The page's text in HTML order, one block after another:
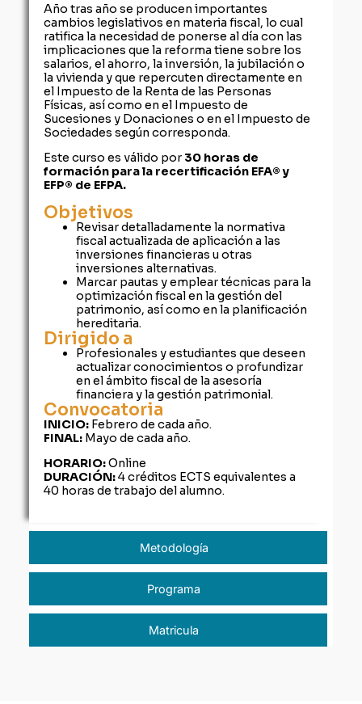
Metodología
Programa
Matricula
Año tras año se producen importantes
cambios legislativos en materia fiscal, lo cual
ratifica la necesidad de ponerse al día con las
implicaciones que la reforma tiene sobre los
salarios, el ahorro, la inversión, la jubilación o
la vivienda y que repercuten directamente en
el Impuesto de la Renta de las Personas
Físicas, así como en el Impuesto de
Sucesiones y Donaciones o en el Impuesto de
Sociedades según corresponda.
Este curso es válido por 30 horas de
formación para la recertificación EFA® y
EFP® de EFPA.
Objetivos
Revisar detalladamente la normativa
fiscal actualizada de aplicación a las
inversiones financieras u otras
inversiones alternativas.
Marcar pautas y emplear técnicas para la
optimización fiscal en la gestión del
patrimonio, así como en la planificación
hereditaria.
Dirigido a
Profesionales y estudiantes que deseen
actualizar conocimientos o profundizar
en el ámbito fiscal de la asesoría
financiera y la gestión patrimonial.
Convocatoria
INICIO: Febrero de cada año.
FINAL: Mayo de cada año.
HORARIO:Online
DURACIÓN:4 créditos ECTS equivalentes a
40 horas de trabajo del alumno.